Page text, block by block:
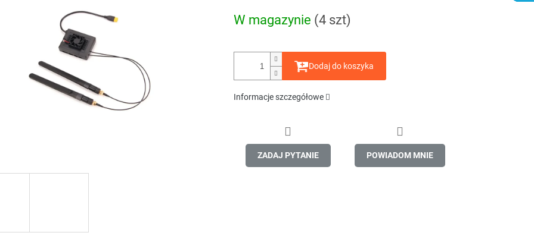
jednostkowa:
W magazynie (4 szt)
Dodaj do koszyka
Informacje szczegółowe
ZADAJ PYTANIE POWIADOM MNIE